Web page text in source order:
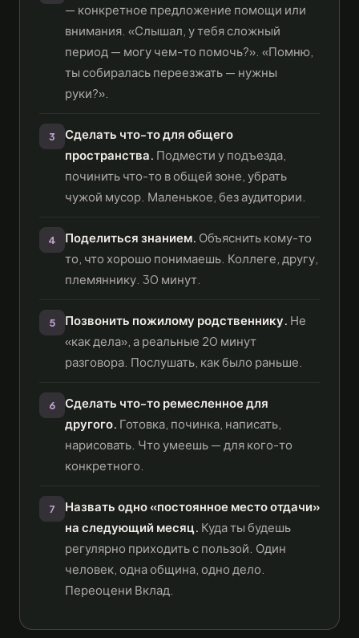
— конкретное предложение помощи или
внимания. «Слышал, у тебя сложный
период — могу чем-то помочь?». «Помню,
ты собиралась переезжать — нужны
руки?».
3
Сделать что-то для общего
пространства. Подмести у подъезда,
починить что-то в общей зоне, убрать
чужой мусор. Маленькое, без аудитории.
4 Поделиться знанием. Объяснить кому-то
то, что хорошо понимаешь. Коллеге, другу,
племяннику. 30 минут.
5 Позвонить пожилому родственнику. Не
«как дела», а реальные 20 минут
разговора. Послушать, как было раньше.
6
Сделать что-то ремесленное для
другого. Готовка, починка, написать,
нарисовать. Что умеешь — для кого-то
конкретного.
7
Назвать одно «постоянное место отдачи»
на следующий месяц. Куда ты будешь
регулярно приходить с пользой. Один
человек, одна община, одно дело.
Переоцени Вклад.